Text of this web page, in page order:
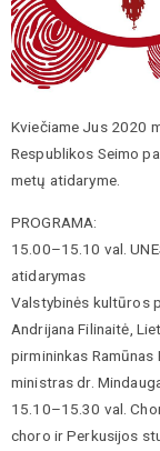
Kviečiame Jus 2020
Respublikos Seimo
metų atidaryme.
PROGRAMA:
15.00–15.10 val.
atidarymas
Valstybinės kultūros
Andrijana Filinaitė,
pirmininkas
ministras dr.
15.10–15.30 val.
choro ir Perkusijos